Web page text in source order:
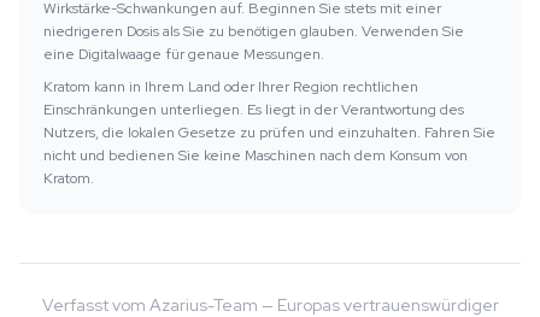
Wirkstärke-Schwankungen auf. Beginnen Sie stets mit einer
niedrigeren Dosis als Sie zu benötigen glauben. Verwenden Sie
eine Digitalwaage für genaue Messungen.
Kratom kann in Ihrem Land oder Ihrer Region rechtlichen
Einschränkungen unterliegen. Es liegt in der Verantwortung des
Nutzers, die lokalen Gesetze zu prüfen und einzuhalten. Fahren Sie
nicht und bedienen Sie keine Maschinen nach dem Konsum von
Kratom.
Verfasst vom Azarius-Team — Europas vertrauenswürdiger